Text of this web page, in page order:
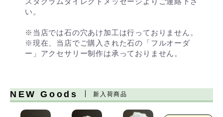
い。
※当店では石の穴あけ加工は行っておりません。
※現在、当店でご購入された石の「フルオーダ
ー」アクセサリー制作は承っておりません。
NEW Goods 新入荷商品